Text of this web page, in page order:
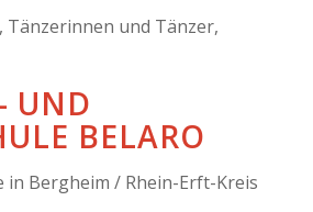
Tänzerinnen und Tänzer,
UND
BELARO
in Bergheim / Rhein-Erft-Kreis